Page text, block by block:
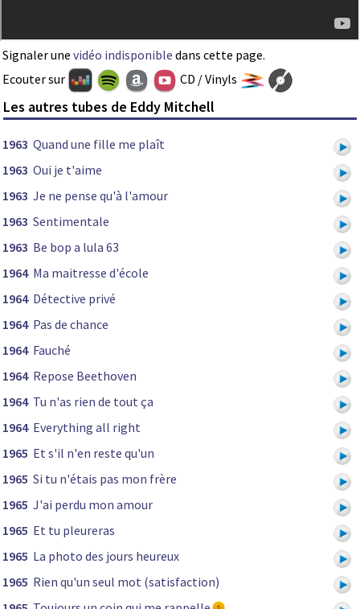
Signaler une vidéo indisponible dans cette page.
Ecouter sur
CD / Vinyls
Les autres tubes de Eddy Mitchell
1963 Quand une fille me plaît
1963 Oui je t'aime
1963 Je ne pense qu'à l'amour
1963 Sentimentale
1963 Be bop a lula 63
1964 Ma maitresse d'école
1964 Détective privé
1964 Pas de chance
1964 Fauché
1964 Repose Beethoven
1964 Tu n'as rien de tout ça
1964 Everything all right
1965 Et s'il n'en reste qu'un
1965 Si tu n'étais pas mon frère
1965 J'ai perdu mon amour
1965 Et tu pleureras
1965 La photo des jours heureux
1965 Rien qu'un seul mot (satisfaction)